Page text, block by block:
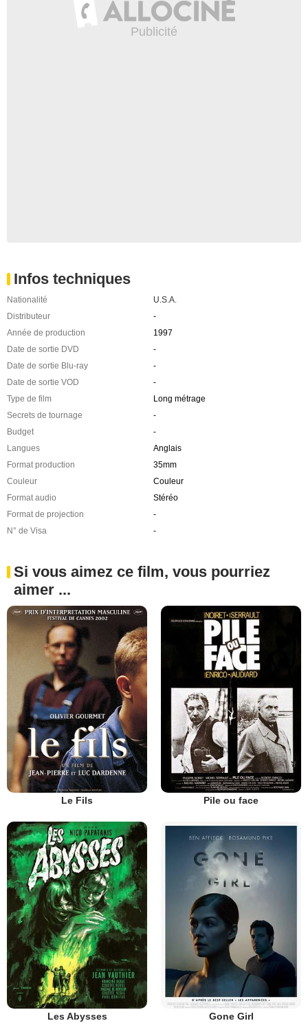
Infos techniques
Nationalité
U.S.A.
Distributeur
-
Année de production
1997
Date de sortie DVD
-
Date de sortie Blu-ray
-
Date de sortie VOD
-
Type de film
Long métrage
Secrets de tournage
-
Budget
-
Langues
Anglais
Format production
35mm
Couleur
Couleur
Format audio
Stéréo
Format de projection
-
N° de Visa
-
Si vous aimez ce film, vous pourriez
aimer ...
Le Fils Pile ou face
Les Abysses Gone Girl